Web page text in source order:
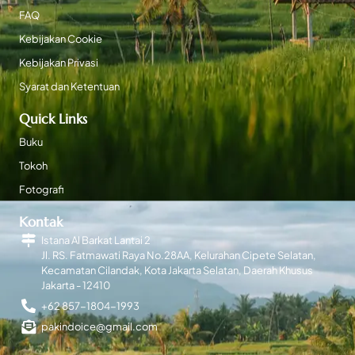
FAQ
Kebijakan Cookie
Kebijakan Privasi
Syarat dan Ketentuan
Quick Links
Buku
Tokoh
Fotografi
Kontak
Istana Al Barkat Lantai 2
Jl. RS. Fatmawati Raya No.28AA, Kelurahan Cipete Selatan,
Kecamatan Cilandak, Kota Jakarta Selatan, Daerah Khusus
Jakarta - 12410
+62 857-1804-1993
pakindoice@gmail.com